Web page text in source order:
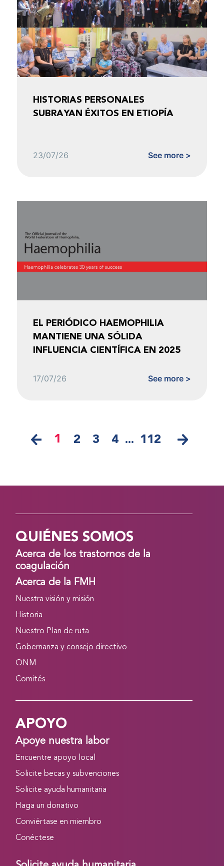
HISTORIAS PERSONALES
SUBRAYAN ÉXITOS EN ETIOPÍA
23/07/26 See more >
EL PERIÓDICO HAEMOPHILIA
MANTIENE UNA SÓLIDA
INFLUENCIA CIENTÍFICA EN 2025
17/07/26 See more >
1 2 3 4 ... 112
QUIÉNES SOMOS
Acerca de los trastornos de la
coagulación
Acerca de la FMH
Nuestra visión y misión
Historia
Nuestro Plan de ruta
Gobernanza y consejo directivo
ONM
Comités
APOYO
Apoye nuestra labor
Encuentre apoyo local
Solicite becas y subvenciones
Solicite ayuda humanitaria
Haga un donativo
Conviértase en miembro
Conéctese